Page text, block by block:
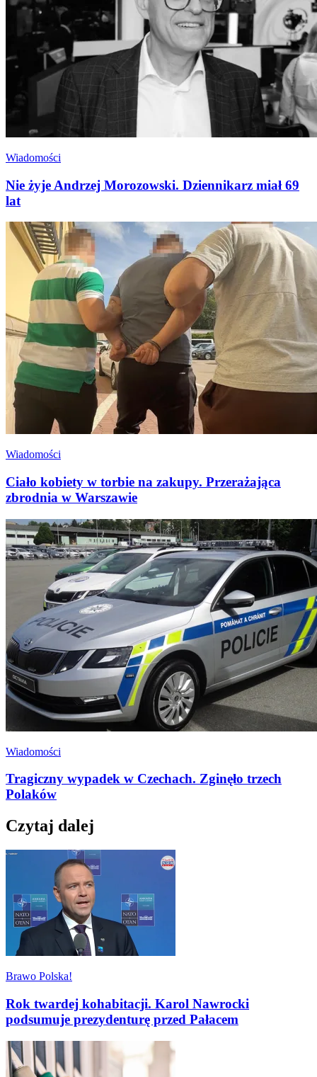
Wiadomości
Nie żyje Andrzej Morozowski. Dziennikarz miał 69
lat
Wiadomości
Ciało kobiety w torbie na zakupy. Przerażająca
zbrodnia w Warszawie
Wiadomości
Tragiczny wypadek w Czechach. Zginęło trzech
Polaków
Czytaj dalej
Brawo Polska!
Rok twardej kohabitacji. Karol Nawrocki
podsumuje prezydenturę przed Pałacem